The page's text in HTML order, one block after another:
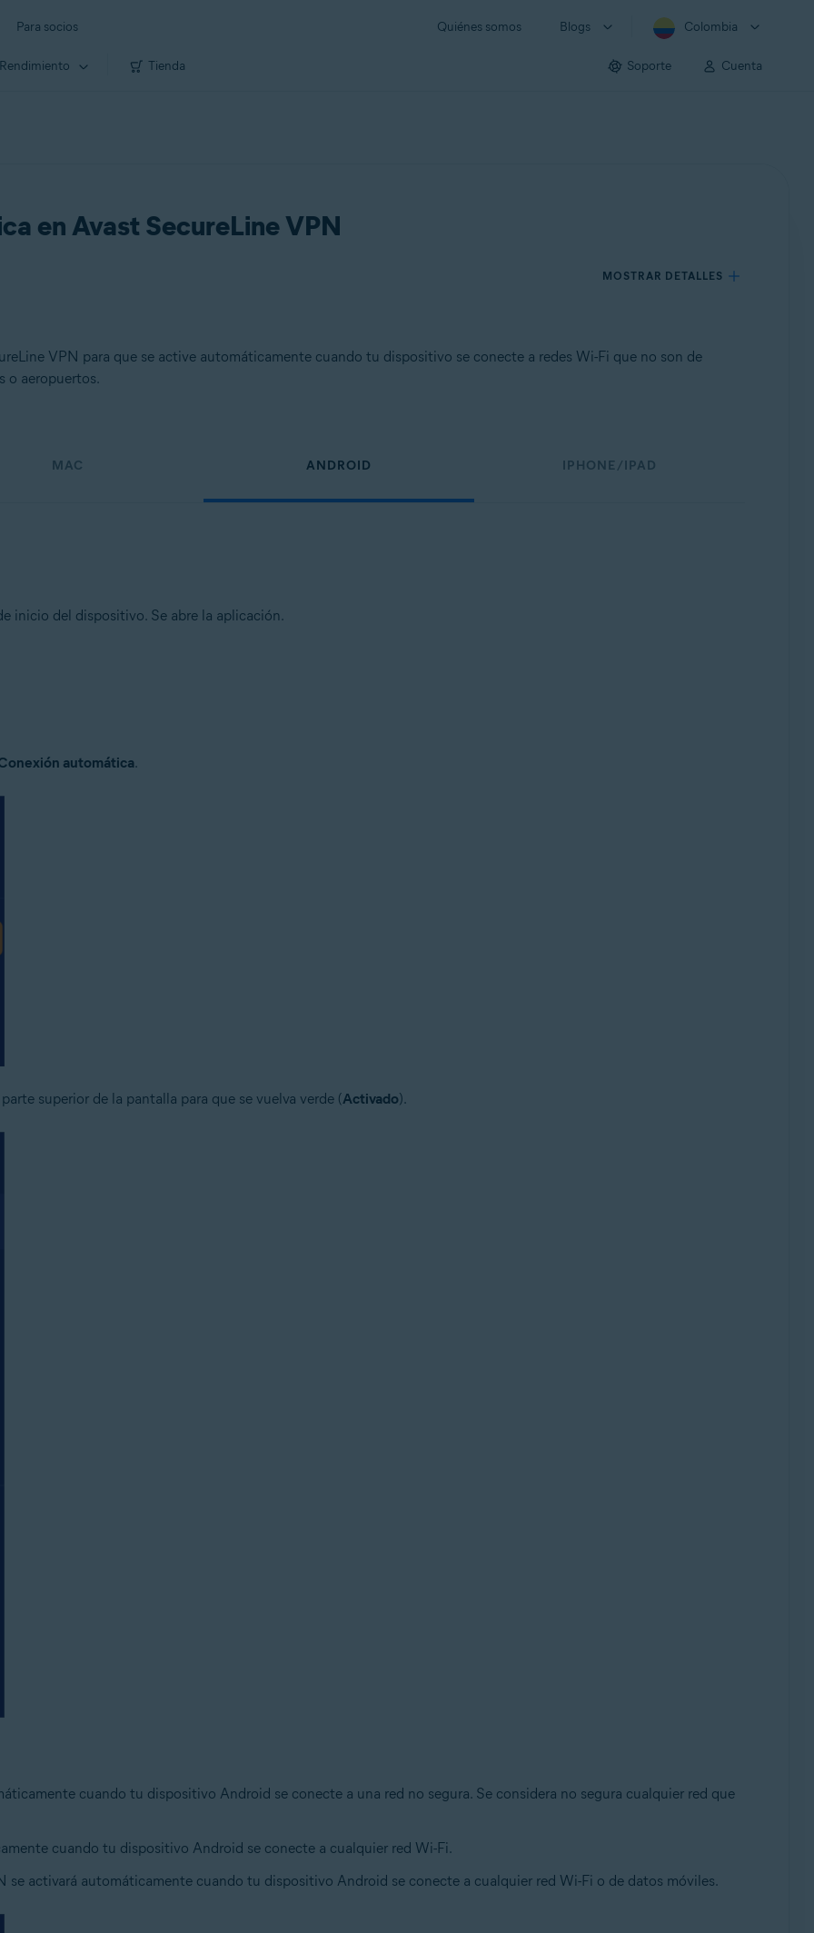
Para socios Quiénes somos Blogs Colombia
Rendimiento Tienda Soporte Cuenta
en Avast SecureLine VPN
MOSTRAR DETALLES
VPN para que se active automáticamente cuando tu dispositivo se conecte a redes Wi-Fi que no son de
o aeropuertos.
MAC ANDROID IPHONE/IPAD
inicio del dispositivo. Se abre la aplicación.
automática.
superior de la pantalla para que se vuelva verde (Activado).
cuando tu dispositivo Android se conecte a una red no segura. Se considera no segura cualquier red que
cuando tu dispositivo Android se conecte a cualquier red Wi-Fi.
se activará automáticamente cuando tu dispositivo Android se conecte a cualquier red Wi-Fi o de datos móviles.